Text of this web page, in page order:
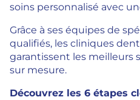
soins personnalisé avec
Grâce à ses équipes de
qualifiés, les cliniques
garantissent les meilleurs
sur mesure.
Découvrez les 6 étapes